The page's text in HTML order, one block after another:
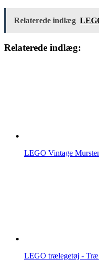
Relaterede indlæg
Relaterede indlæg:
LEGO Vintage
LEGO trælegetøj -